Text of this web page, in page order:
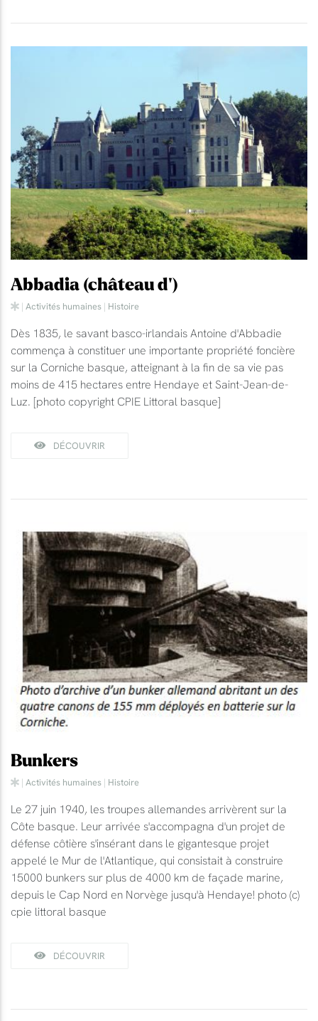
Abbadia (château d')
| Activités humaines | Histoire
Dès 1835, le savant basco-irlandais Antoine d'Abbadie
commença à constituer une importante propriété foncière
sur la Corniche basque, atteignant à la fin de sa vie pas
moins de 415 hectares entre Hendaye et Saint-Jean-de-
Luz. [photo copyright CPIE Littoral basque]
DÉCOUVRIR
Bunkers
| Activités humaines | Histoire
Le 27 juin 1940, les troupes allemandes arrivèrent sur la
Côte basque. Leur arrivée s'accompagna d'un projet de
défense côtière s'insérant dans le gigantesque projet
appelé le Mur de l'Atlantique, qui consistait à construire
15000 bunkers sur plus de 4000 km de façade marine,
depuis le Cap Nord en Norvège jusqu'à Hendaye! photo (c)
cpie littoral basque
DÉCOUVRIR